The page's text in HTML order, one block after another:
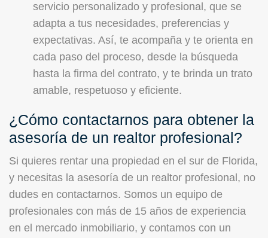
servicio personalizado y profesional, que se
adapta a tus necesidades, preferencias y
expectativas. Así, te acompaña y te orienta en
cada paso del proceso, desde la búsqueda
hasta la firma del contrato, y te brinda un trato
amable, respetuoso y eficiente.
¿Cómo contactarnos para obtener la
asesoría de un realtor profesional?
Si quieres rentar una propiedad en el sur de Florida,
y necesitas la asesoría de un realtor profesional, no
dudes en contactarnos. Somos un equipo de
profesionales con más de 15 años de experiencia
en el mercado inmobiliario, y contamos con un